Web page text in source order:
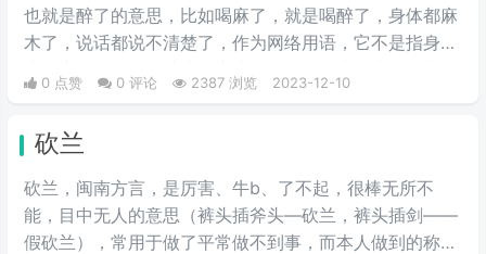
也就是醉了的意思，比如喝麻了，就是喝醉了，身体都麻
木了，说话都说不清楚了，作为网络用语，它不是指身体
上的麻痹，而是精神上的麻木，指经历了太多类似的事
情，再遇到时已经激情不起来了，或用于强调程度之深。
0 点赞 0 评论 2387 浏览 2023-12-10
砍兰
砍兰，闽南方言，是厉害、牛b、了不起，很棒无所不
能，目中无人的意思（裤头插斧头—砍兰，裤头插剑——
假砍兰），常用于做了平常做不到事，而本人做到的称